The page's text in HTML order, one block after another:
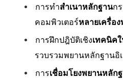
การทำสำเนาหลักฐานก
คอมพิวเตอร์หลายเครื่อ
การฝึกปฎิบัติเชิงเทคนิค
รวบรวมพยานหลักฐานอิ
การเชื่อมโยงพยานหลัก